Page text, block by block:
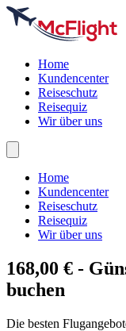
Home
Kundencenter
Reiseschutz
Reisequiz
Wir über uns
Home
Kundencenter
Reiseschutz
Reisequiz
Wir über uns
168,00 € -
buchen
Die besten